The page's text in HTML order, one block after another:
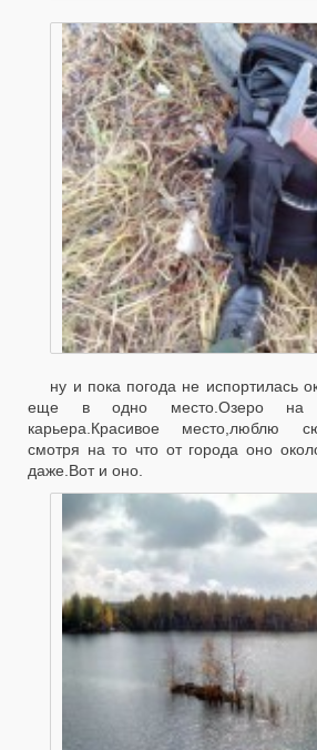
ну и пока погода не испортилась
еще в одно место.Озеро на
карьера.Красивое место,люблю
смотря на то что от города оно
даже.Вот и оно.